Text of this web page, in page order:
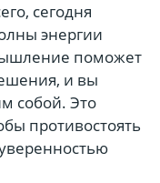
сегодня
энергии
поможет
и вы
собой. Это
противостоять